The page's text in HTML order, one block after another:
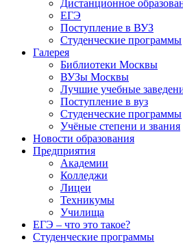
Дистанционное
ЕГЭ
Поступление в ВУЗ
Студенческие программы
Галерея
Библиотеки Москвы
ВУЗы Москвы
Лучшие учебные
Поступление в вуз
Студенческие программы
Учёные степени и звания
Новости образования
Предприятия
Академии
Колледжи
Лицеи
Техникумы
Училища
ЕГЭ – что это такое?
Студенческие программы